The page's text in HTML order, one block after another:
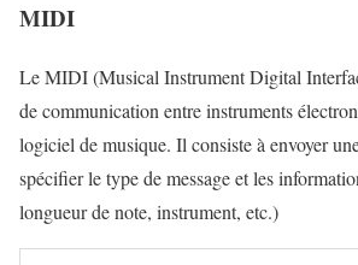
MIDI
Le MIDI (Musical Instrument Digital
de communication entre instruments
logiciel de musique. Il consiste à envoyer
spécifier le type de message et les
longueur de note, instrument, etc.)